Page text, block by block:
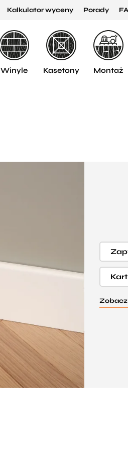
Kalkulator wyceny Porady
Winyle Kasetony Montaż
Zobacz